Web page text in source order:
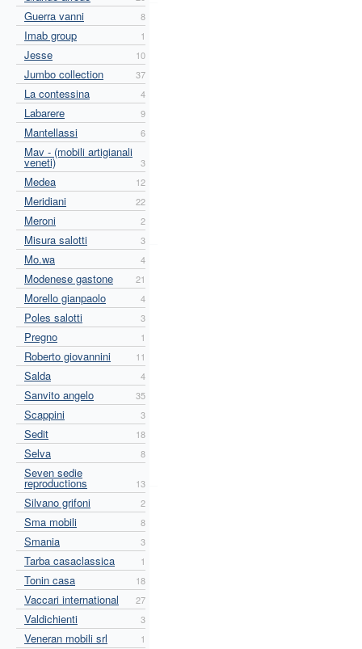
Guerra vanni 8
Imab group 1
Jesse 10
Jumbo collection 37
La contessina 4
Labarere 9
Mantellassi 6
Mav - (mobili artigianali
veneti) 3
Medea 12
Meridiani 22
Meroni 2
Misura salotti 3
Mo.wa 4
Modenese gastone 21
Morello gianpaolo 4
Poles salotti 3
Pregno 1
Roberto giovannini 11
Salda 4
Sanvito angelo 35
Scappini 3
Sedit 18
Selva 8
Seven sedie
reproductions 13
Silvano grifoni 2
Sma mobili 8
Smania 3
Tarba casaclassica 1
Tonin casa 18
Vaccari international 27
Valdichienti 3
Veneran mobili srl 1